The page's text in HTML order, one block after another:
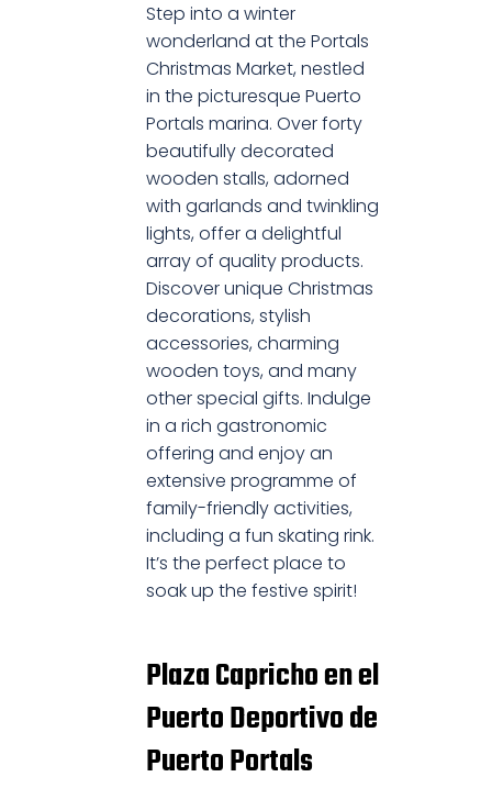
Step into a winter
wonderland at the Portals
Christmas Market, nestled
in the picturesque Puerto
Portals marina. Over forty
beautifully decorated
wooden stalls, adorned
with garlands and twinkling
lights, offer a delightful
array of quality products.
Discover unique Christmas
decorations, stylish
accessories, charming
wooden toys, and many
other special gifts. Indulge
in a rich gastronomic
offering and enjoy an
extensive programme of
family-friendly activities,
including a fun skating rink.
It’s the perfect place to
soak up the festive spirit!
Plaza Capricho en el
Puerto Deportivo de
Puerto Portals